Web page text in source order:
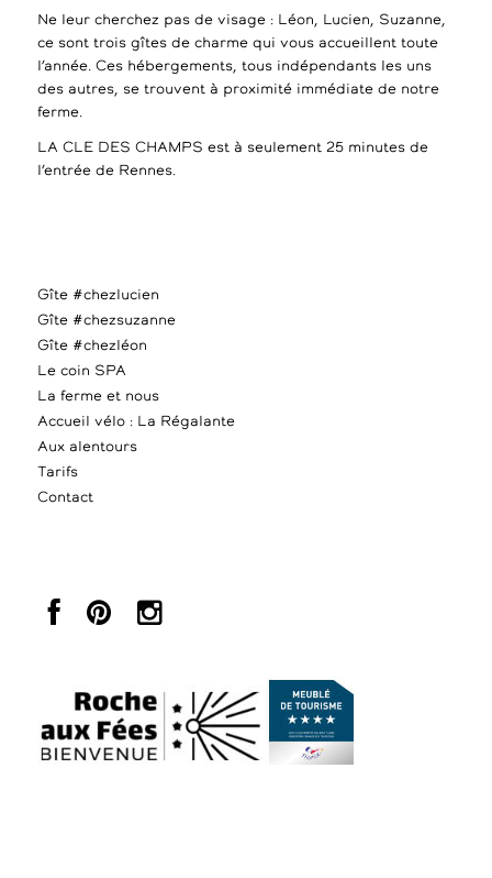
Ne leur cherchez pas de visage : Léon, Lucien, Suzanne,
ce sont trois gîtes de charme qui vous accueillent toute
l’année. Ces hébergements, tous indépendants les uns
des autres, se trouvent à proximité immédiate de notre
ferme.
LA CLE DES CHAMPS est à seulement 25 minutes de
l’entrée de Rennes.
Gîte #chezlucien
Gîte #chezsuzanne
Gîte #chezléon
Le coin SPA
La ferme et nous
Accueil vélo : La Régalante
Aux alentours
Tarifs
Contact